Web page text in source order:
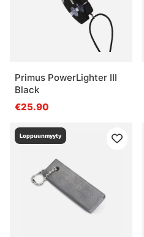
Primus PowerLighter III
Black
€25.90
Loppuunmyyty